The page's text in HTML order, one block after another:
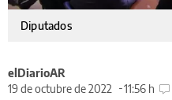
Diputados
elDiarioAR
19 de octubre de 2022
11:56 h